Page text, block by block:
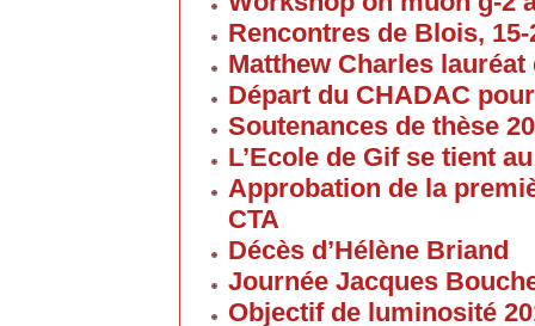
Rencontres de Blois,
Matthew Charles
Départ du CHADAC
Soutenances de thèse
L’Ecole de Gif se tient
Approbation de la
CTA
Décès d’Hélène Briand
Journée Jacques
Objectif de luminosité